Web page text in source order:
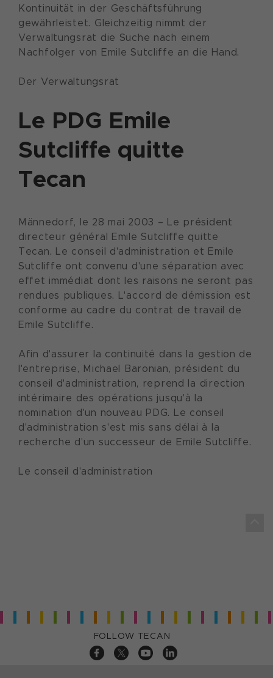
Kontinuität in der Geschäftsführung
gewährleistet. Gleichzeitig nimmt der
Verwaltungsrat die Suche nach einem
Nachfolger von Emile Sutcliffe an die Hand.
Der Verwaltungsrat
Le PDG Emile
Sutcliffe quitte
Tecan
Männedorf, le 28 mai 2003 – Le président
directeur général Emile Sutcliffe quitte
Tecan. Le conseil d'administration et Emile
Sutcliffe ont convenu d'une séparation avec
effet immédiat dont les raisons ne seront pas
rendues publiques. L'accord de démission est
conforme au cadre du contrat de travail de
Emile Sutcliffe.
Afin d'assurer la continuité dans la gestion de
l'entreprise, Michael Baronian, président du
conseil d'administration, reprend la direction
intérimaire des opérations jusqu'à la
nomination d'un nouveau PDG. Le conseil
d'administration s'est mis sans délai à la
recherche d'un successeur de Emile Sutcliffe.
Le conseil d'administration
FOLLOW TECAN